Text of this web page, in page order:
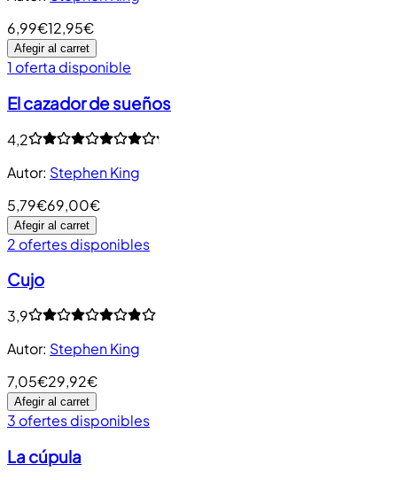
6,99€12,95€
Afegir al carret
1 oferta disponible
El cazador de sueños
4,2
Autor: Stephen King
5,79€69,00€
Afegir al carret
2 ofertes disponibles
Cujo
3,9
Autor: Stephen King
7,05€29,92€
Afegir al carret
3 ofertes disponibles
La cúpula